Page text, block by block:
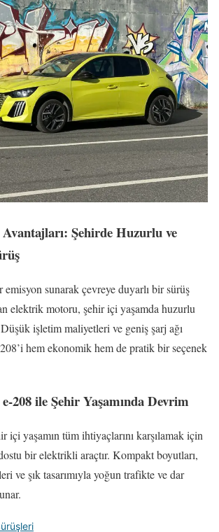
Şehirde Huzurlu ve
emisyon sunarak çevreye duyarlı bir sürüş
elektrik motoru, şehir içi yaşamda huzurlu
işletim maliyetleri ve geniş şarj ağı
hem ekonomik hem de pratik bir seçenek
208 ile Şehir Yaşamında Devrim
içi yaşamın tüm ihtiyaçlarını karşılamak için
bir elektrikli araçtır. Kompakt boyutları,
ve şık tasarımıyla yoğun trafikte ve dar